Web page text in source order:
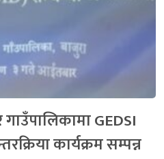
GEDSI
कार्यक्रम सम्पन्न